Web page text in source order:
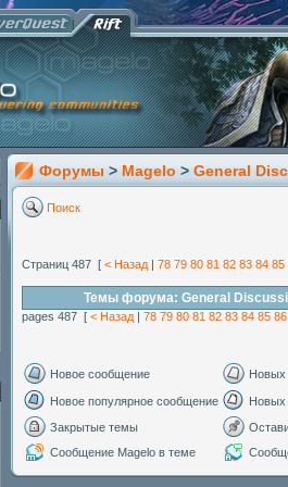
Форумы > Magelo > General
Поиск
Страниц 487 [ < Назад | 78 79 80 81 82 83 84 85
Темы форума: General
pages 487 [ < Назад | 78 79 80 81 82 83 84 85 86
Новое сообщение Новых
Новое популярное сообщение
Новых
Закрытые темы
Сообщение Magelo в теме